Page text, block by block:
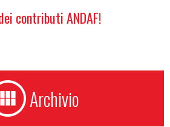
contributi ANDAF!
Archivio